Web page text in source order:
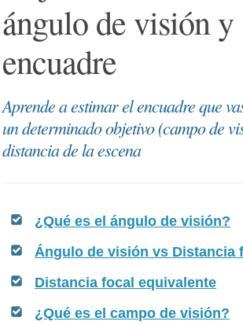
ángulo de visión y
encuadre
Aprende a estimar el encuadre que
un determinado objetivo (campo de
distancia de la escena
¿Qué es el ángulo de visión?
Ángulo de visión vs Distancia
Distancia focal equivalente
¿Qué es el campo de visión?